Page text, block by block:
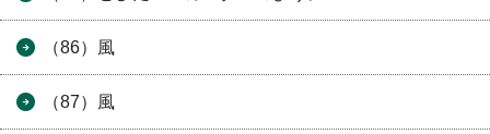
（86）風
（87）風